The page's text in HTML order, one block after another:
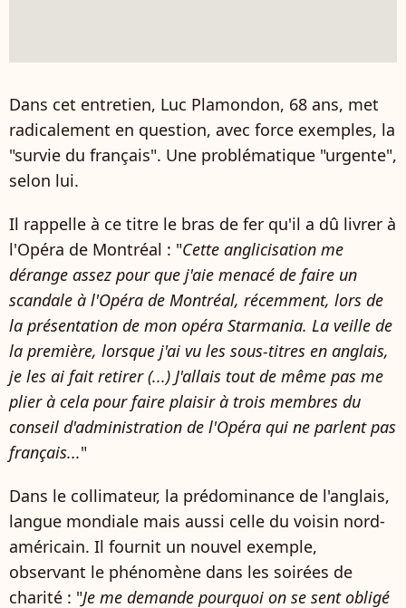
Dans cet entretien, Luc Plamondon, 68 ans, met
radicalement en question, avec force exemples, la
"survie du français". Une problématique "urgente",
selon lui.
Il rappelle à ce titre le bras de fer qu'il a dû livrer à
l'Opéra de Montréal : "Cette anglicisation me
dérange assez pour que j'aie menacé de faire un
scandale à l'Opéra de Montréal, récemment, lors de
la présentation de mon opéra Starmania. La veille de
la première, lorsque j'ai vu les sous-titres en anglais,
je les ai fait retirer (...) J'allais tout de même pas me
plier à cela pour faire plaisir à trois membres du
conseil d'administration de l'Opéra qui ne parlent pas
français..."
Dans le collimateur, la prédominance de l'anglais,
langue mondiale mais aussi celle du voisin nord-
américain. Il fournit un nouvel exemple,
observant le phénomène dans les soirées de
charité : "Je me demande pourquoi on se sent obligé